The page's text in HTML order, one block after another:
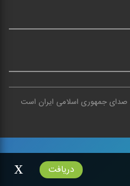
صدایجمهوری اسلامی ایران است
دریافت x